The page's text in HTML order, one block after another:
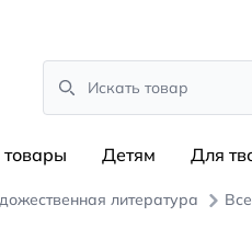
Search
Детям Для
литература